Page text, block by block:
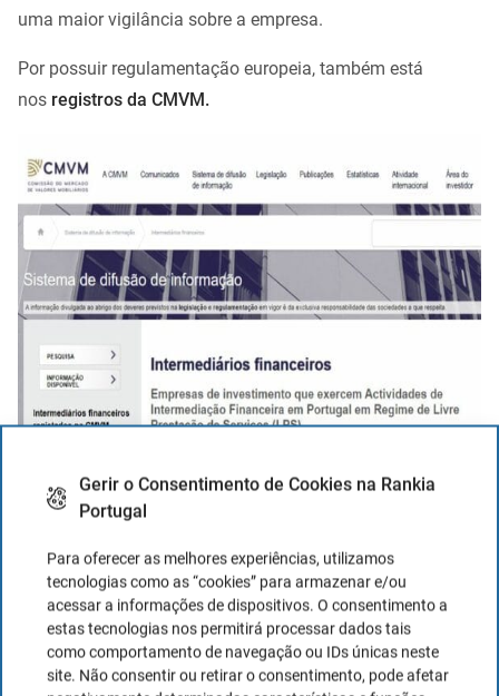
Gerir o Consentimento de Cookies na Rankia
Portugal
Para oferecer as melhores experiências, utilizamos
tecnologias como as “cookies” para armazenar e/ou
acessar a informações de dispositivos. O consentimento a
estas tecnologias nos permitirá processar dados tais
como comportamento de navegação ou IDs únicas neste
site. Não consentir ou retirar o consentimento, pode afetar
uma maior vigilância sobre a empresa.
Por possuir regulamentação europeia, também está
nos registros da CMVM.
O que acontece se a IBKT for à falência?
Fundo de garantia
contas de investimentoem títulos dos clientes na
Interactive Brokers LLC são protegidas pela Securities
Investor Protection Corporation (“SIPC”) para uma